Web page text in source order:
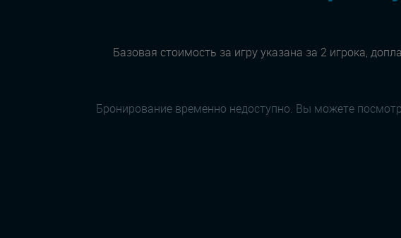
Базовая стоимость за игру указана за 2 игрока,
Бронирование временно недоступно. Вы можете